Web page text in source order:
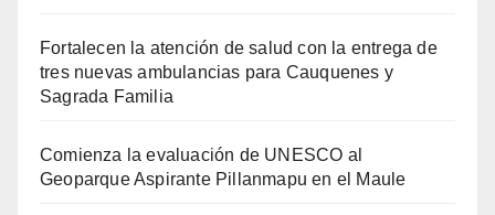
Fortalecen la atención de salud con la entrega de
tres nuevas ambulancias para Cauquenes y
Sagrada Familia
Comienza la evaluación de UNESCO al
Geoparque Aspirante Pillanmapu en el Maule